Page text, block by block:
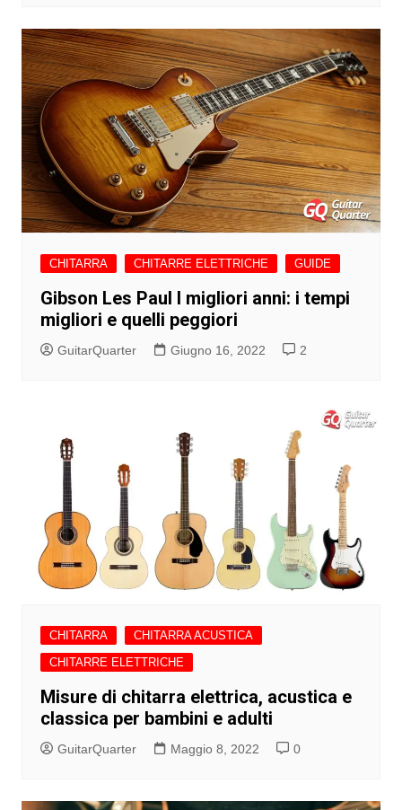
CHITARRA CHITARRE ELETTRICHE GUIDE
Gibson Les Paul I migliori anni: i tempi
migliori e quelli peggiori
GuitarQuarter Giugno 16, 2022 2
CHITARRA
CHITARRA ACUSTICA
CHITARRE ELETTRICHE
Misure di chitarra elettrica, acustica e
classica per bambini e adulti
GuitarQuarter Maggio 8, 2022 0